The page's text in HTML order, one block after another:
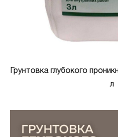
Грунтовка глубокого
л